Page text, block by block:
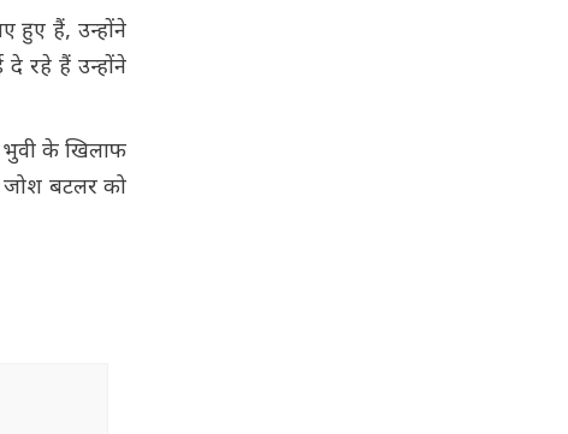
हुए हैं, उन्होंने
रहे हैं उन्होंने
भुवी के खिलाफ
जोश बटलर को